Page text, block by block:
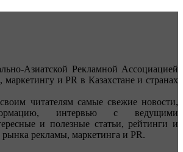
Азиатской Рекламной Ассоциацией
и PR в Казахстане и странах
читателям самые свежие новости,
интервью с ведущими
и полезные статьи, рейтинги и
рекламы, маркетинга и PR.